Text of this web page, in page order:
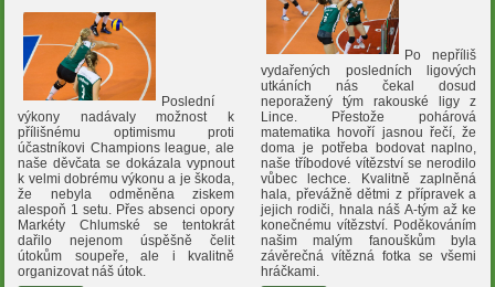
Poslední
výkony nadávaly možnost k
přílišnému optimismu proti
účastníkovi Champions league, ale
naše děvčata se dokázala vypnout
k velmi dobrému výkonu a je škoda,
že nebyla odměněna ziskem
alespoň 1 setu. Přes absenci opory
Markéty Chlumské se tentokrát
dařilo nejenom úspěšně čelit
útokům soupeře, ale i kvalitně
organizovat náš útok.
Po nepříliš
vydařených posledních ligových
utkáních nás čekal dosud
neporažený tým rakouské ligy z
Lince. Přestože pohárová
matematika hovoří jasnou řečí, že
doma je potřeba bodovat naplno,
naše tříbodové vítězství se nerodilo
vůbec lechce. Kvalitně zaplněná
hala, převážně dětmi z přípravek a
jejich rodiči, hnala náš A-tým až ke
konečnému vítězství. Poděkováním
našim malým fanouškům byla
závěrečná vítězná fotka se všemi
hráčkami.